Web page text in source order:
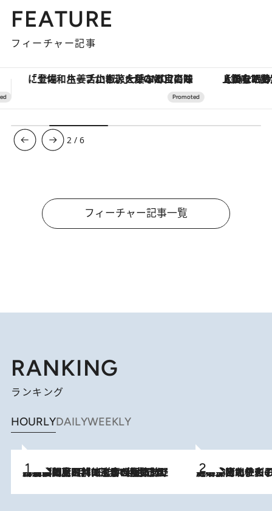
FEATURE
フィーチャー記事
【銀座で出合う最旬美容】美髪ケアや上質な眠り…セルフケアのアップデートから、特別な名入れギフトまで。大人のための「ReFa GINZA」クルーズ
3 /6
フィーチャー記事一覧
RANKING
ランキング
HOURLYDAILYWEEKLY
2026.8.8
「最後に見られてよかった」上野動物園の東園パンダ舎が解体前に特別公開。8月16日まで延長されたパネル展と共に辿る“半世紀”のパンダ飼育《解体工事の図面あり》 2026.8.3
《「文士の子ども被害者の会」発足！》阿川佐和子（72）が語る遠藤周作に北杜夫、劇作家・矢代静一の子どもたちの“文豪プライベート事件簿”